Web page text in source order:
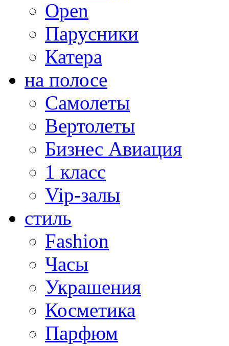
Open
Парусники
Катера
на полосе
Самолеты
Вертолеты
Бизнес Авиация
1 класс
Vip-залы
стиль
Fashion
Часы
Украшения
Косметика
Парфюм